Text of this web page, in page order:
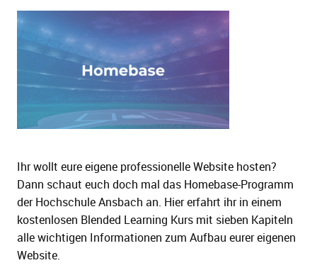
Ihr wollt eure eigene professionelle Website hosten?
Dann schaut euch doch mal das Homebase-Programm
der Hochschule Ansbach an. Hier erfahrt ihr in einem
kostenlosen Blended Learning Kurs mit sieben Kapiteln
alle wichtigen Informationen zum Aufbau eurer eigenen
Website.